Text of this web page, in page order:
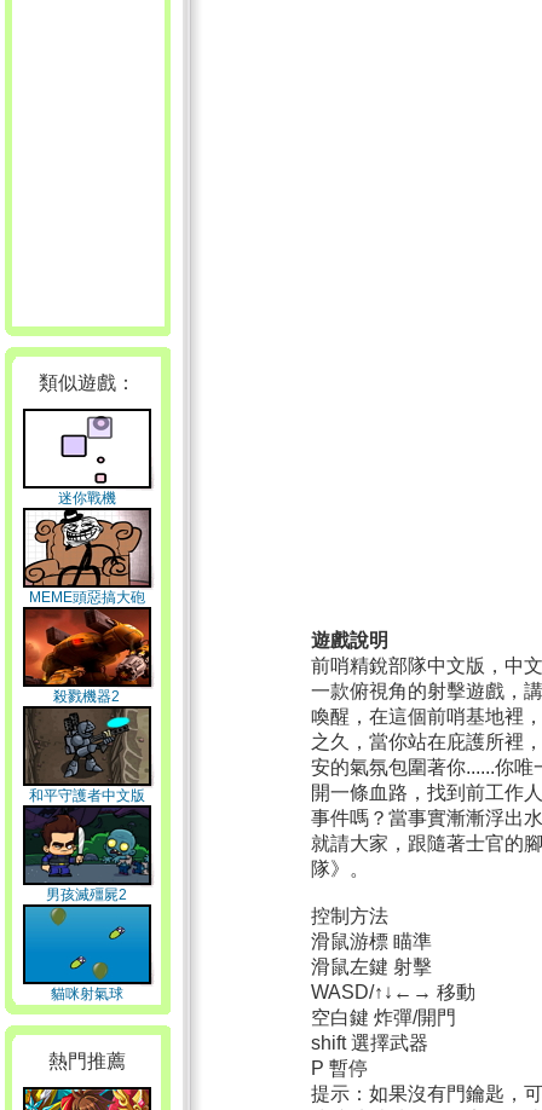
類似遊戲：
迷你戰機
MEME頭惡搞大砲
殺戮機器2
和平守護者中文版
男孩滅殭屍2
貓咪射氣球
熱門推薦
遊戲說明
前哨精銳部隊中文版，中
一款俯視角的射擊遊戲，
喚醒，在這個前哨基地裡
之久，當你站在庇護所裡
安的氣氛包圍著你......你
開一條血路，找到前工作
事件嗎？當事實漸漸浮出
就請大家，跟隨著士官的
隊》。
控制方法
滑鼠游標 瞄準
滑鼠左鍵 射擊
WASD/↑↓←→ 移動
空白鍵 炸彈/開門
shift 選擇武器
P 暫停
提示：如果沒有門鑰匙，